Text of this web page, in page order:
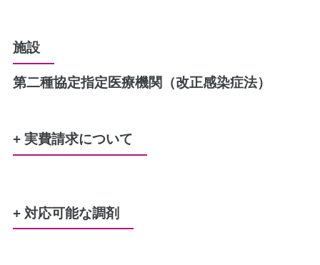
施設
第二種協定指定医療機関（改正感染症法）
+ 実費請求について
服薬管理に必要な、服薬カレンダー
+ 対応可能な調剤